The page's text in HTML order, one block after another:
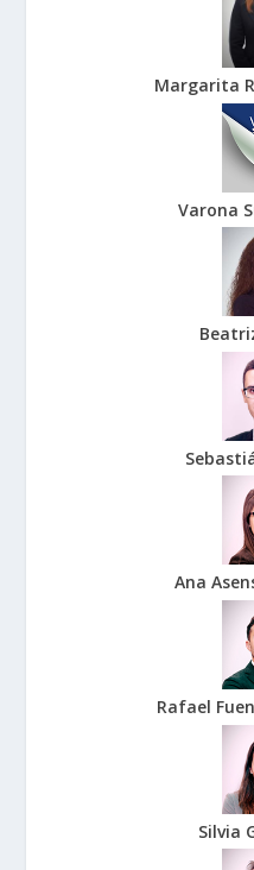
Margarita
Varona
Ana
Rafael
Silvia